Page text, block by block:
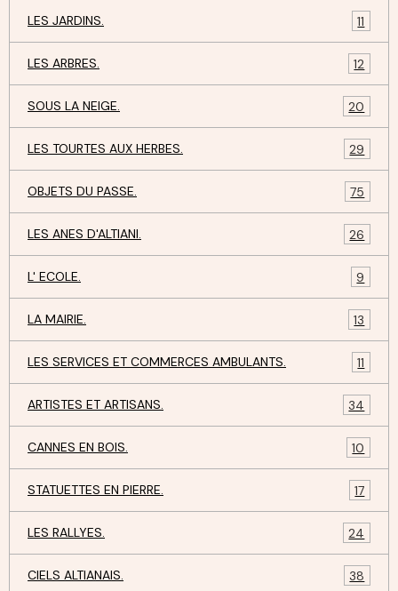
LES JARDINS. 11
LES ARBRES. 12
SOUS LA NEIGE. 20
LES TOURTES AUX HERBES. 29
OBJETS DU PASSE. 75
LES ANES D'ALTIANI. 26
L' ECOLE. 9
LA MAIRIE. 13
LES SERVICES ET COMMERCES AMBULANTS. 11
ARTISTES ET ARTISANS. 34
CANNES EN BOIS. 10
STATUETTES EN PIERRE. 17
LES RALLYES. 24
CIELS ALTIANAIS. 38